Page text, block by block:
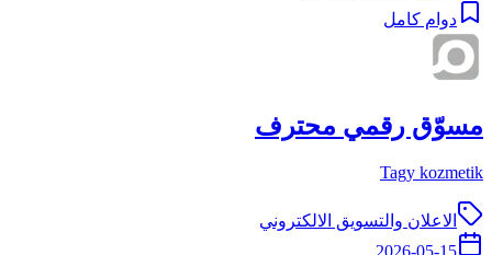
دوام كامل
مسوّق رقمي محترف
Tagy kozmetik
الاعلان والتسويق الالكتروني